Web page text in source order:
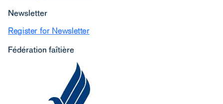
Newsletter
Register for Newsletter
Fédération faîtière